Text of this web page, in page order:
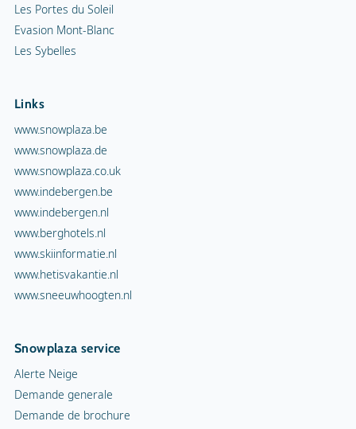
Les Portes du Soleil
Evasion Mont-Blanc
Les Sybelles
Links
www.snowplaza.be
www.snowplaza.de
www.snowplaza.co.uk
www.indebergen.be
www.indebergen.nl
www.berghotels.nl
www.skiinformatie.nl
www.hetisvakantie.nl
www.sneeuwhoogten.nl
Snowplaza service
Alerte Neige
Demande generale
Demande de brochure